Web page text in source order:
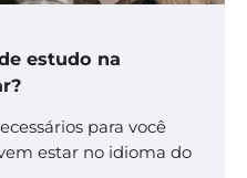
estudo na
para você
estar no idioma do